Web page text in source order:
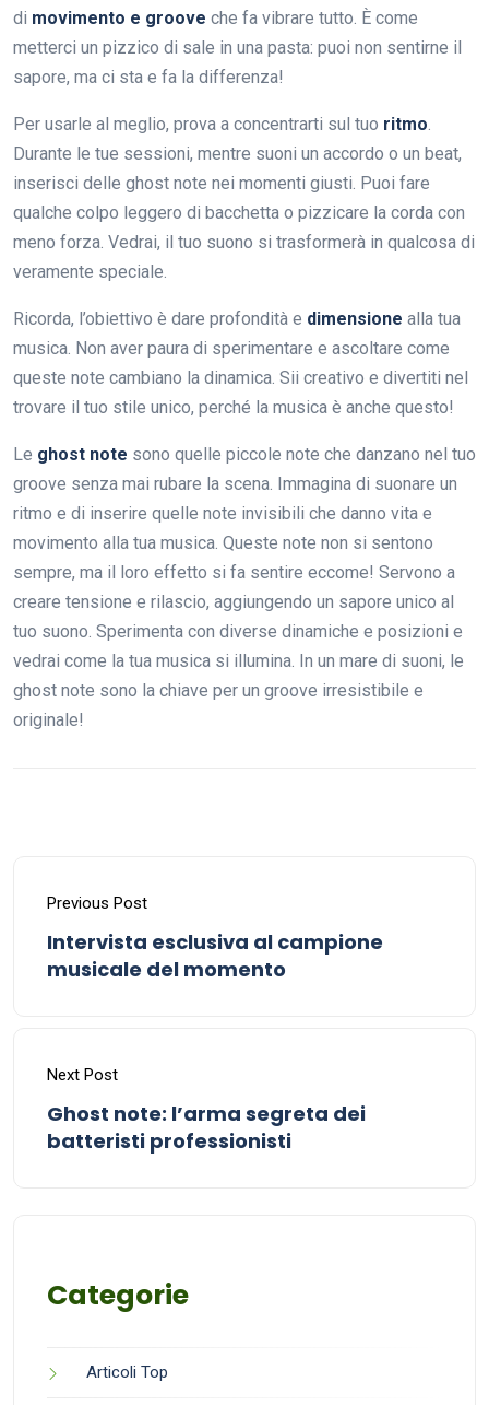
di movimento e groove che fa vibrare tutto. È come
metterci un pizzico di sale in una pasta: puoi non sentirne il
sapore, ma ci sta e fa la differenza!
Per usarle al meglio, prova a concentrarti sul tuo ritmo.
Durante le tue sessioni, mentre suoni un accordo o un beat,
inserisci delle ghost note nei momenti giusti. Puoi fare
qualche colpo leggero di bacchetta o pizzicare la corda con
meno forza. Vedrai, il tuo suono si trasformerà in qualcosa di
veramente speciale.
Ricorda, l’obiettivo è dare profondità e dimensione alla tua
musica. Non aver paura di sperimentare e ascoltare come
queste note cambiano la dinamica. Sii creativo e divertiti nel
trovare il tuo stile unico, perché la musica è anche questo!
Le ghost note sono quelle piccole note che danzano nel tuo
groove senza mai rubare la scena. Immagina di suonare un
ritmo e di inserire quelle note invisibili che danno vita e
movimento alla tua musica. Queste note non si sentono
sempre, ma il loro effetto si fa sentire eccome! Servono a
creare tensione e rilascio, aggiungendo un sapore unico al
tuo suono. Sperimenta con diverse dinamiche e posizioni e
vedrai come la tua musica si illumina. In un mare di suoni, le
ghost note sono la chiave per un groove irresistibile e
originale!
Previous Post
Intervista esclusiva al campione
musicale del momento
Next Post
Ghost note: l’arma segreta dei
batteristi professionisti
Categorie
Articoli Top